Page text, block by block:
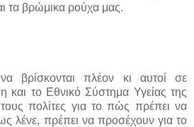
τα βρώμικα ρούχα μας.
βρίσκονται πλέον κι αυτοί σε
και το Εθνικό Σύστημα Υγείας της
πολίτες για το πώς πρέπει να
λένε, πρέπει να προσέχουν για το